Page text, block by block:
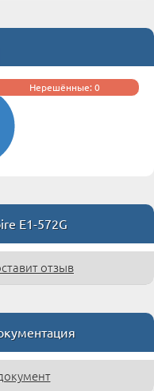
Нерешённые: 0
E1-572G
отзыв